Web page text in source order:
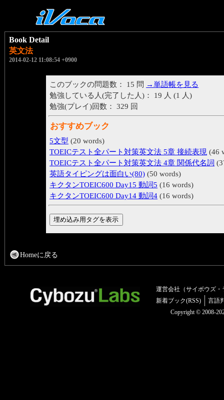
Book Detail
英文法
2014-02-12 11:08:54 +0900
このブックの問題数： 15 問 →単語帳を見る
勉強している人(完了した人)： 19 人 (1 人)
勉強(プレイ)回数： 329 回
おすすめブック
5文型 (20 words)
TOEICテスト全パート対策英文法 5章 接続表現 (46
TOEICテスト全パート対策英文法 4章 関係代名詞
英語タイピングは面白い(80) (50 words)
キクタンTOEIC600 Day15 動詞5 (16 words)
キクタンTOEIC600 Day14 動詞4 (16 words)
Homeに戻る
運営会社（サイボウズ・
新着ブック(RSS)
言語
Copyright © 2008-